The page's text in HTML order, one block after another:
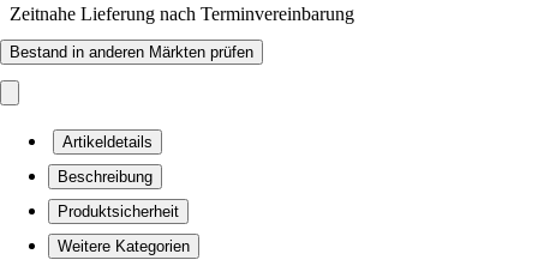
Zeitnahe Lieferung nach Terminvereinbarung
Bestand in anderen Märkten prüfen
Artikeldetails
Beschreibung
Produktsicherheit
Weitere Kategorien